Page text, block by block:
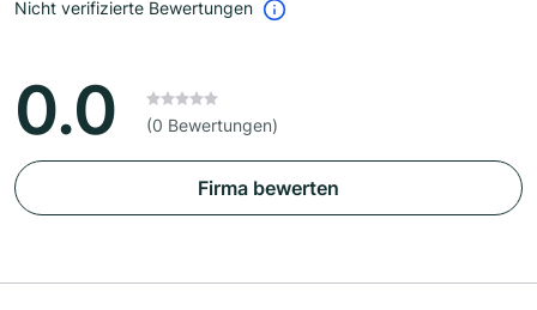
Nicht verifizierte Bewertungen
0.0 (0 Bewertungen)
Firma bewerten